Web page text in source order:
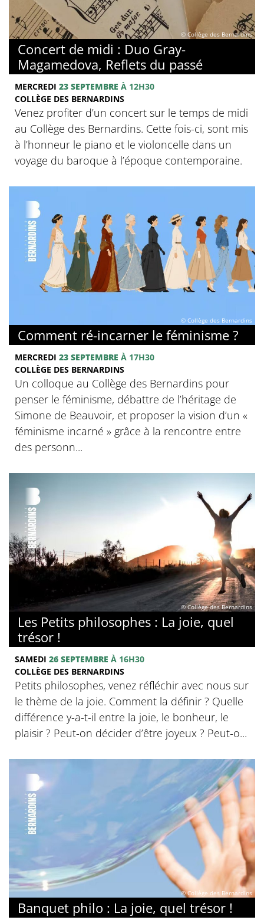
© Collège des Bernardins
Concert de midi : Duo Gray-
Magamedova, Reflets du passé
MERCREDI 23 SEPTEMBRE À 12H30
COLLÈGE DES BERNARDINS
Venez profiter d’un concert sur le temps de midi
au Collège des Bernardins. Cette fois-ci, sont mis
à l’honneur le piano et le violoncelle dans un
voyage du baroque à l’époque contemporaine.
© Collège des Bernardins
Comment ré-incarner le féminisme ?
MERCREDI 23 SEPTEMBRE À 17H30
COLLÈGE DES BERNARDINS
Un colloque au Collège des Bernardins pour
penser le féminisme, débattre de l’héritage de
Simone de Beauvoir, et proposer la vision d’un «
féminisme incarné » grâce à la rencontre entre
des personn...
© Collège des Bernardins
Les Petits philosophes : La joie, quel
trésor !
SAMEDI 26 SEPTEMBRE À 16H30
COLLÈGE DES BERNARDINS
Petits philosophes, venez réfléchir avec nous sur
le thème de la joie. Comment la définir ? Quelle
différence y-a-t-il entre la joie, le bonheur, le
plaisir ? Peut-on décider d’être joyeux ? Peut-o...
© Collège des Bernardins
Banquet philo : La joie, quel trésor !